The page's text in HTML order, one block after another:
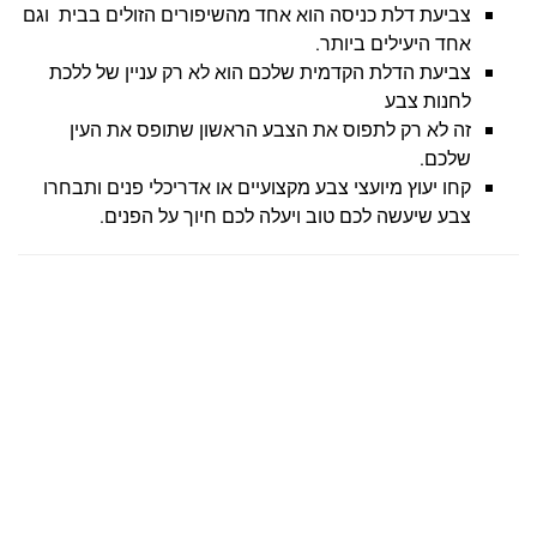
צביעת דלת כניסה הוא אחד מהשיפורים הזולים בבית וגם
אחד היעילים ביותר.
צביעת הדלת הקדמית שלכם הוא לא רק עניין של ללכת
לחנות צבע
זה לא רק לתפוס את הצבע הראשון שתופס את העין
שלכם.
קחו יעוץ מיועצי צבע מקצועיים או אדריכלי פנים ותבחרו
צבע שיעשה לכם טוב ויעלה לכם חיוך על הפנים.